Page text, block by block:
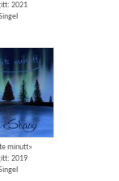
2021
minutt»
2019